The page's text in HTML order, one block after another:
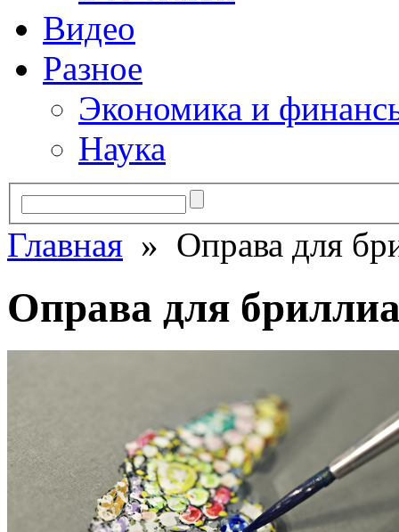
Видео
Разное
Экономика и
Наука
Главная » Оправа для
Оправа для